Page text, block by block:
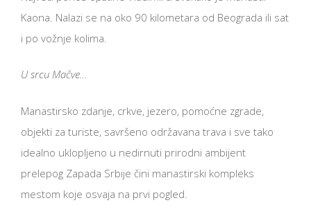
Kaona. Nalazi se na oko 90 kilometara od Beograda ili sat
i po vožnje kolima.
U srcu Mačve…
Manastirsko zdanje, crkve, jezero, pomoćne zgrade,
objekti za turiste, savršeno održavana trava i sve tako
idealno uklopljeno u nedirnuti prirodni ambijent
prelepog Zapada Srbije čini manastirski kompleks
mestom koje osvaja na prvi pogled.